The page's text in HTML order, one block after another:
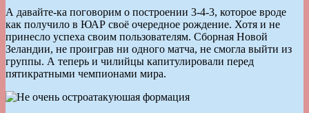
А давайте-ка поговорим о построении 3-4-3, которое вроде
как получило в ЮАР своё очередное рождение. Хотя и не
принесло успеха своим пользователям. Сборная Новой
Зеландии, не проиграв ни одного матча, не смогла выйти из
группы. А теперь и чилийцы капитулировали перед
пятикратными чемпионами мира.